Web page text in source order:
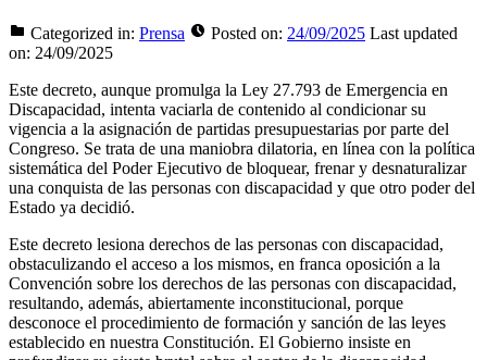
Categorized in: Prensa Posted on: 24/09/2025 Last updated
on: 24/09/2025
Este decreto, aunque promulga la Ley 27.793 de Emergencia en
Discapacidad, intenta vaciarla de contenido al condicionar su
vigencia a la asignación de partidas presupuestarias por parte del
Congreso. Se trata de una maniobra dilatoria, en línea con la política
sistemática del Poder Ejecutivo de bloquear, frenar y desnaturalizar
una conquista de las personas con discapacidad y que otro poder del
Estado ya decidió.
Este decreto lesiona derechos de las personas con discapacidad,
obstaculizando el acceso a los mismos, en franca oposición a la
Convención sobre los derechos de las personas con discapacidad,
resultando, además, abiertamente inconstitucional, porque
desconoce el procedimiento de formación y sanción de las leyes
establecido en nuestra Constitución. El Gobierno insiste en